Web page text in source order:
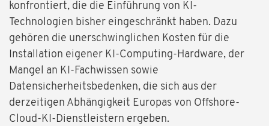
konfrontiert, die die Einführung von KI-
Technologien bisher eingeschränkt haben. Dazu
gehören die unerschwinglichen Kosten für die
Installation eigener KI-Computing-Hardware, der
Mangel an KI-Fachwissen sowie
Datensicherheitsbedenken, die sich aus der
derzeitigen Abhängigkeit Europas von Offshore-
Cloud-KI-Dienstleistern ergeben.